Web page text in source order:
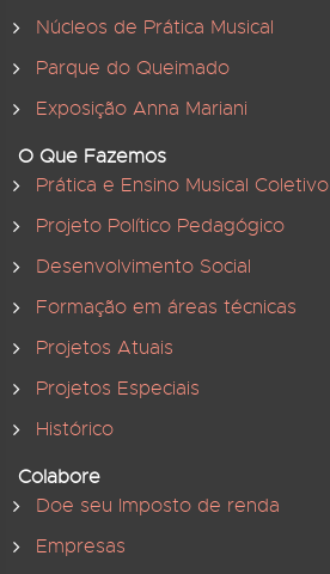
Núcleos de Prática Musical
Parque do Queimado
Exposição Anna Mariani
O Que Fazemos
Prática e Ensino Musical Coletivo
Projeto Político Pedagógico
Desenvolvimento Social
Formação em áreas técnicas
Projetos Atuais
Projetos Especiais
Histórico
Colabore
Doe seu Imposto de renda
Empresas